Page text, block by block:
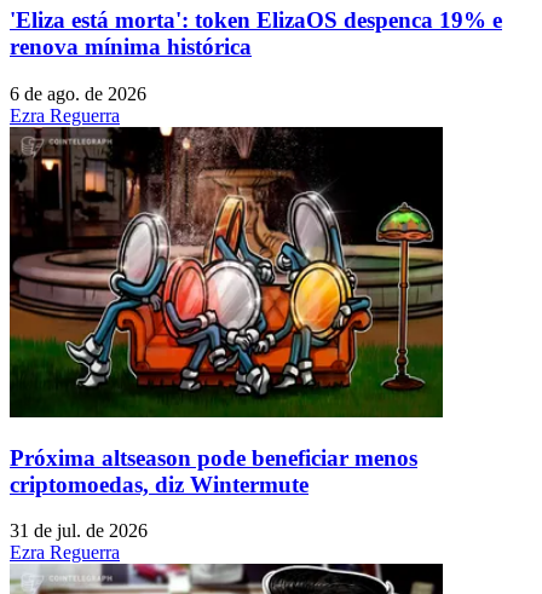
'Eliza está morta': token ElizaOS despenca 19% e
renova mínima histórica
6 de ago. de 2026
Ezra Reguerra
Próxima altseason pode beneficiar menos
criptomoedas, diz Wintermute
31 de jul. de 2026
Ezra Reguerra